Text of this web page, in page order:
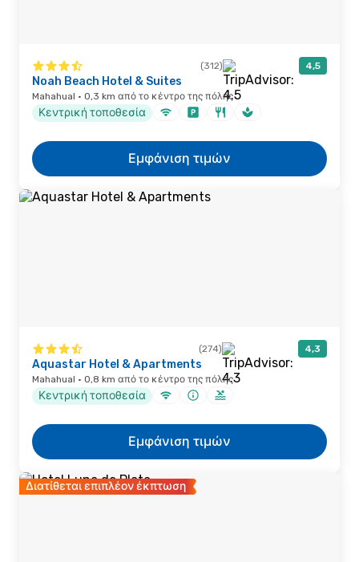
(312) 4,5
Noah Beach Hotel & Suites
Mahahual · 0,3 km από το κέντρο της πόλης
Κεντρική τοποθεσία
Εμφάνιση τιμών
(274) 4,3
Aquastar Hotel & Apartments
Mahahual · 0,8 km από το κέντρο της πόλης
Κεντρική τοποθεσία
Εμφάνιση τιμών
Διατίθεται επιπλέον έκπτωση